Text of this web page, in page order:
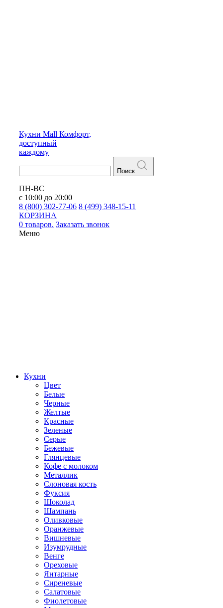
Кухни Mall Комфорт,
доступный
каждому
Поиск
ПН-ВС
с 10:00 до 20:00
8 (800) 302-77-06 8 (499) 348-15-11
КОРЗИНА
0 товаров. Заказать звонок
Меню
Кухни
Цвет
Белые
Черные
Желтые
Красные
Зеленые
Серые
Бежевые
Глянцевые
Кофе с молоком
Металлик
Слоновая кость
Фуксия
Шоколад
Шампань
Оливковые
Оранжевые
Вишневые
Изумрудные
Венге
Ореховые
Янтарные
Сиреневые
Салатовые
Фиолетовые